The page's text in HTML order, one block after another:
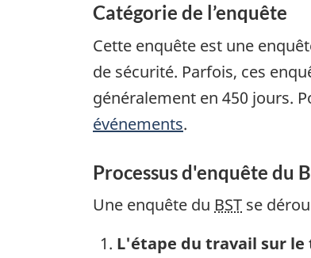
Catégorie de l’enquête
Cette enquête est une
de sécurité. Parfois, ces
généralement en 450 jours.
événements.
Processus d'enquête du
Une enquête du BST se
L'étape du travail sur